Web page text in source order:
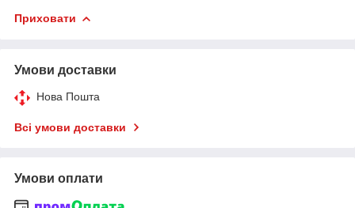
Приховати
Умови доставки
Нова Пошта
Всі умови доставки
Умови оплати